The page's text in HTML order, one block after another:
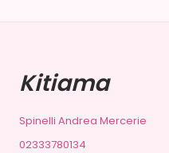
Kitiama
Spinelli Andrea Mercerie
02333780134